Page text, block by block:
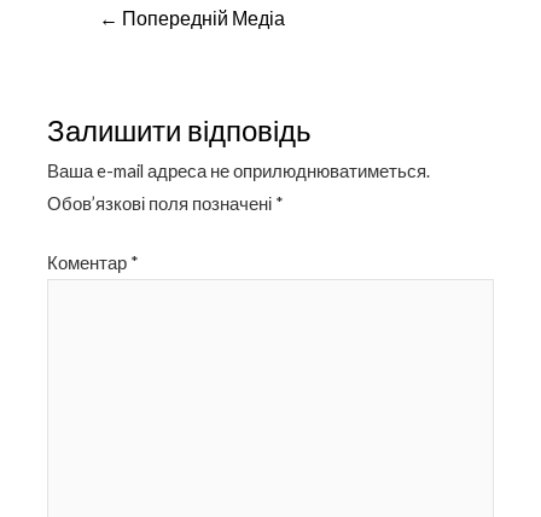
Навігація
← Попередній Медіа
Залишити відповідь
Ваша e-mail адреса не оприлюднюватиметься.
Обов’язкові поля позначені *
Коментар *